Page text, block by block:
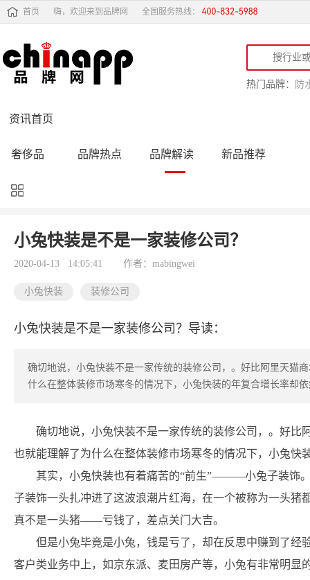
首页 嗨，欢迎来到品牌网 全国服务热线：
热门品牌： 防
资讯首页
奢侈品 品牌热点 品牌解读 新品推荐
品牌黑榜
品牌导购 专家点评 精彩点评
小兔快装是不是一家装修公司？
2020-04-13 14:05:41 作者：mabingwei
小兔快装 装修公司
小兔快装是不是一家装修公司？导读：
确切地说，小兔快装不是一家传统的装修公司，。好比阿里天猫
什么在整体装修市场寒冬的情况下，小兔快装的年复合增长率却
确切地说，小兔快装不是一家传统的装修公司，。好比
也就能理解了为什么在整体装修市场寒冬的情况下，小兔快
其实，小兔快装也有着痛苦的“前生”———小兔子装饰
子装饰一头扎冲进了这波浪潮片红海，在一个被称为一头猪
真不是一头猪——亏钱了，差点关门大吉。
但是小兔毕竟是小兔，钱是亏了，却在反思中赚到了经
客户类业务中上，如京东派、麦田房产等，小兔有非常明